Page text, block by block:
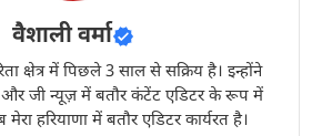
वैशाली वर्मा
क्षेत्र में पिछले 3 साल से सक्रिय है। इन्होंने
जी न्यूज़ में बतौर कंटेंट एडिटर के रूप में
हरियाणा में बतौर एडिटर कार्यरत है।